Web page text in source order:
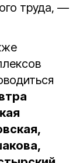
труда, —